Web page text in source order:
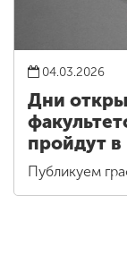
04.03.2026
Дни
пройдут
Публикуем